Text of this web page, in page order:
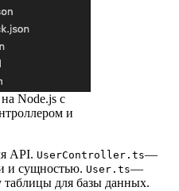
Node.js с
и
API. UserController.ts—
и сущностью. User.ts—
для базы данных.